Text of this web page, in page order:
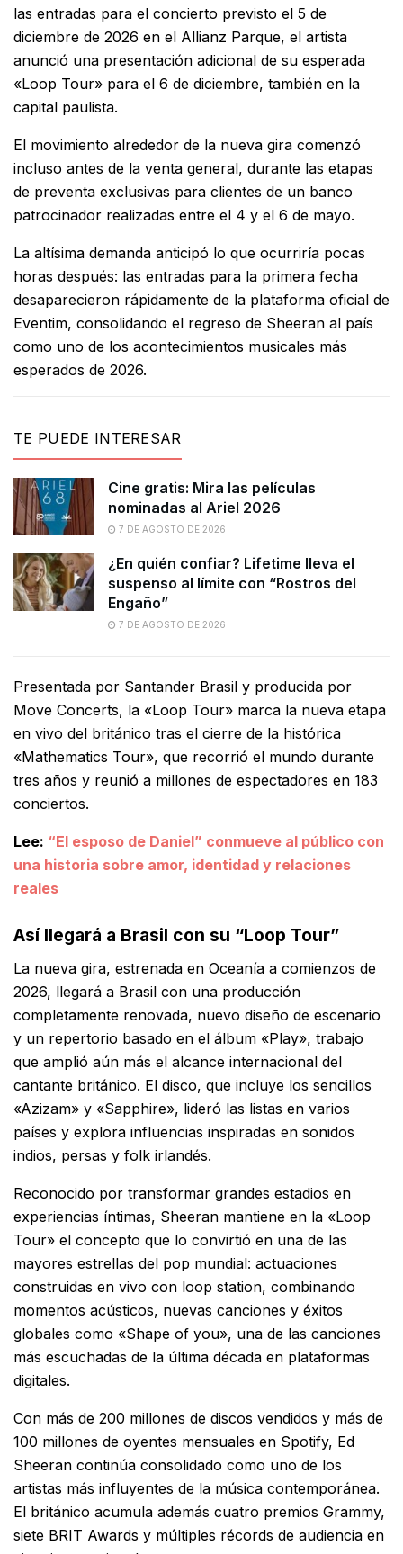
las entradas para el concierto previsto el 5 de
diciembre de 2026 en el Allianz Parque, el artista
anunció una presentación adicional de su esperada
«Loop Tour» para el 6 de diciembre, también en la
capital paulista.
El movimiento alrededor de la nueva gira comenzó
incluso antes de la venta general, durante las etapas
de preventa exclusivas para clientes de un banco
patrocinador realizadas entre el 4 y el 6 de mayo.
La altísima demanda anticipó lo que ocurriría pocas
horas después: las entradas para la primera fecha
desaparecieron rápidamente de la plataforma oficial de
Eventim, consolidando el regreso de Sheeran al país
como uno de los acontecimientos musicales más
esperados de 2026.
TE PUEDE INTERESAR
Cine gratis: Mira las películas
nominadas al Ariel 2026
7 DE AGOSTO DE 2026
¿En quién confiar? Lifetime lleva el
suspenso al límite con “Rostros del
Engaño”
7 DE AGOSTO DE 2026
Presentada por Santander Brasil y producida por
Move Concerts, la «Loop Tour» marca la nueva etapa
en vivo del británico tras el cierre de la histórica
«Mathematics Tour», que recorrió el mundo durante
tres años y reunió a millones de espectadores en 183
conciertos.
Lee: “El esposo de Daniel” conmueve al público con
una historia sobre amor, identidad y relaciones
reales
Así llegará a Brasil con su “Loop Tour”
La nueva gira, estrenada en Oceanía a comienzos de
2026, llegará a Brasil con una producción
completamente renovada, nuevo diseño de escenario
y un repertorio basado en el álbum «Play», trabajo
que amplió aún más el alcance internacional del
cantante británico. El disco, que incluye los sencillos
«Azizam» y «Sapphire», lideró las listas en varios
países y explora influencias inspiradas en sonidos
indios, persas y folk irlandés.
Reconocido por transformar grandes estadios en
experiencias íntimas, Sheeran mantiene en la «Loop
Tour» el concepto que lo convirtió en una de las
mayores estrellas del pop mundial: actuaciones
construidas en vivo con loop station, combinando
momentos acústicos, nuevas canciones y éxitos
globales como «Shape of you», una de las canciones
más escuchadas de la última década en plataformas
digitales.
Con más de 200 millones de discos vendidos y más de
100 millones de oyentes mensuales en Spotify, Ed
Sheeran continúa consolidado como uno de los
artistas más influyentes de la música contemporánea.
El británico acumula además cuatro premios Grammy,
siete BRIT Awards y múltiples récords de audiencia en